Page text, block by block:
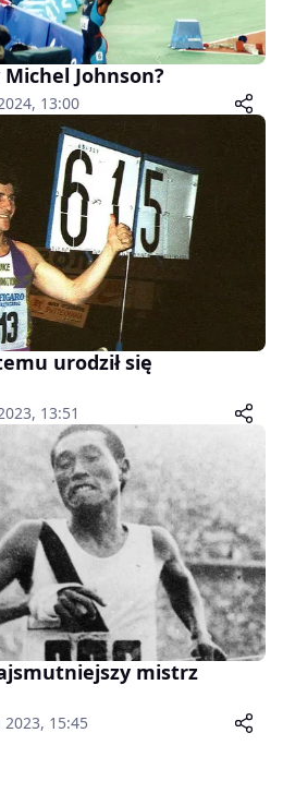
Johnson?
13:00
urodził się
13:51
mistrz
15:45